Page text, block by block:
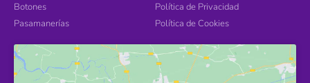
Botones
Pasamanerías
Política de Privacidad
Política de Cookies